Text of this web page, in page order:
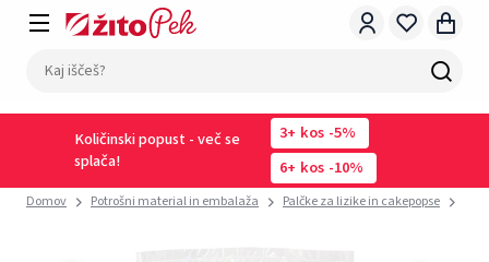
Količinski popust - več se
splača!
3 kos -5%
6
kos -10%
Domov Potrošni material in embalaža Palčke za lizike in cakepopse